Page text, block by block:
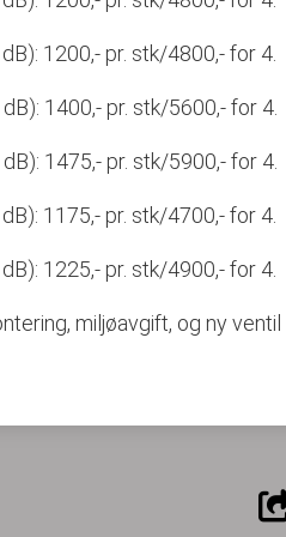
1200,- pr. stk/4800,- for 4.
1400,- pr. stk/5600,- for 4.
1475,- pr. stk/5900,- for 4.
1175,- pr. stk/4700,- for 4.
1225,- pr. stk/4900,- for 4.
miljøavgift, og ny ventil